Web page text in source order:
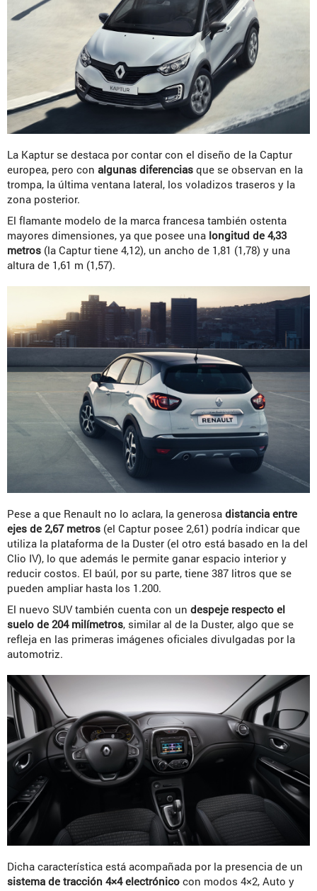
La Kaptur se destaca por contar con el diseño de la Captur
europea, pero con algunas diferencias que se observan en la
trompa, la última ventana lateral, los voladizos traseros y la
zona posterior.
El flamante modelo de la marca francesa también ostenta
mayores dimensiones, ya que posee una longitud de 4,33
metros (la Captur tiene 4,12), un ancho de 1,81 (1,78) y una
altura de 1,61 m (1,57).
Pese a que Renault no lo aclara, la generosa distancia entre
ejes de 2,67 metros (el Captur posee 2,61) podría indicar que
utiliza la plataforma de la Duster (el otro está basado en la del
Clio IV), lo que además le permite ganar espacio interior y
reducir costos. El baúl, por su parte, tiene 387 litros que se
pueden ampliar hasta los 1.200.
El nuevo SUV también cuenta con un despeje respecto el
suelo de 204 milímetros, similar al de la Duster, algo que se
refleja en las primeras imágenes oficiales divulgadas por la
automotriz.
Dicha característica está acompañada por la presencia de un
sistema de tracción 4×4 electrónico con modos 4×2, Auto y